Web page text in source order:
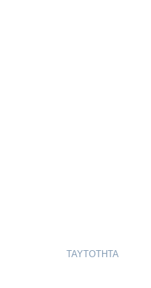
ΤΑΥΤΟΤΗΤΑ